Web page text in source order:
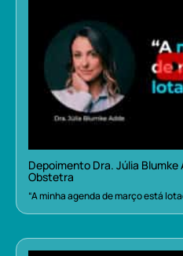
Depoimento Dra. Júlia
Obstetra
“A minha agenda de março está